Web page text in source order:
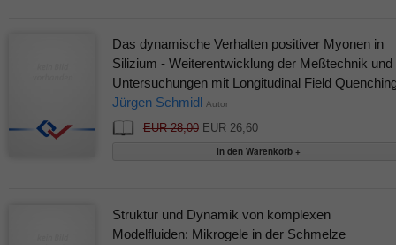
Das dynamische Verhalten positiver Myonen in
Silizium - Weiterentwicklung der Meßtechnik und
Untersuchungen mit Longitudinal Field
Jürgen Schmidl Autor
EUR 28,00EUR 26,60
Struktur und Dynamik von komplexen
Modelfluiden: Mikrogele in der Schmelze